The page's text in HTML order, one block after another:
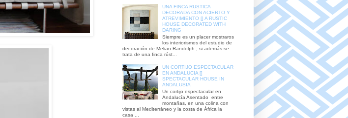
UNA FINCA RUSTICA
DECORADA CON ACIERTO Y
ATREVIMIENTO [] A RUSTIC
HOUSE DECORATED WITH
DARING
Siempre es un placer mostraros
los interiorismos del estudio de
decoración de Melian Randolph , si además se
trata de una finca rúst...
UN CORTIJO ESPECTACULAR
EN ANDALUCIA []
SPECTACULAR HOUSE IN
ANDALUSIA
Un cortijo espectacular en
Andalucía Asentado entre
montañas, en una colina con
vistas al Mediterráneo y la costa de África la
casa ...